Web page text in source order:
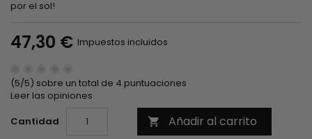
por el sol!
47,30 € Impuestos incluidos
(5/5) sobre un total de 4 puntuaciones
Leer las opiniones
Cantidad
 Añadir al carrito